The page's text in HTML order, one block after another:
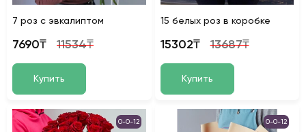
7 роз с эвкалиптом
7690₸ 11534₸
Купить
15 белых роз в коробке
15302₸ 13687₸
Купить
0-0-12 0-0-12